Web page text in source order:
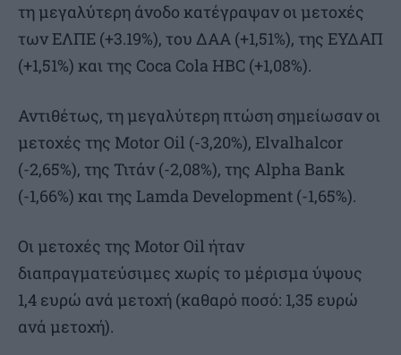
τη μεγαλύτερη άνοδο κατέγραψαν οι μετοχές
των ΕΛΠΕ (+3.19%), του ΔΑΑ (+1,51%), της ΕΥΔΑΠ
(+1,51%) και της Coca Cola HBC (+1,08%).
Αντιθέτως, τη μεγαλύτερη πτώση σημείωσαν οι
μετοχές της Motor Oil (-3,20%), Elvalhalcor
(-2,65%), της Τιτάν (-2,08%), της Alpha Bank
(-1,66%) και της Lamda Development (-1,65%).
Οι μετοχές της Motor Oil ήταν
διαπραγματεύσιμες χωρίς το μέρισμα ύψους
1,4 ευρώ ανά μετοχή (καθαρό ποσό: 1,35 ευρώ
ανά μετοχή).